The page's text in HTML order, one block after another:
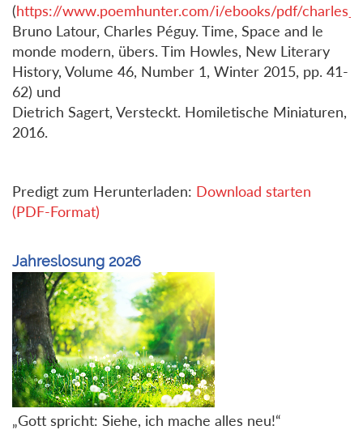
(https://www.poemhunter.com/i/ebooks/pdf/
Bruno Latour, Charles Péguy. Time, Space and le
monde modern, übers. Tim Howles, New Literary
History, Volume 46, Number 1, Winter 2015, pp. 41-
62) und
Dietrich Sagert, Versteckt. Homiletische Miniaturen,
2016.
Predigt zum Herunterladen: Download starten
(PDF-Format)
Jahreslosung 2026
„Gott spricht: Siehe, ich mache alles neu!“